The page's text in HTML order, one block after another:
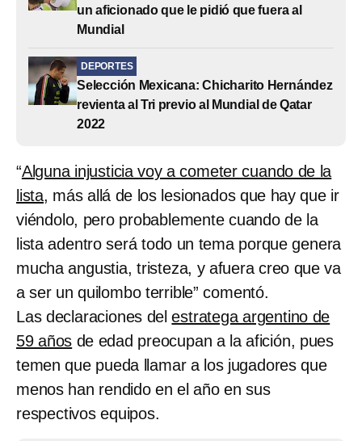
un aficionado que le pidió que fuera al
Mundial
DEPORTES
Selección Mexicana: Chicharito Hernández
revienta al Tri previo al Mundial de Qatar
2022
“Alguna injusticia voy a cometer cuando de la
lista, más allá de los lesionados que hay que ir
viéndolo, pero probablemente cuando de la
lista adentro será todo un tema porque genera
mucha angustia, tristeza, y afuera creo que va
a ser un quilombo terrible” comentó.
Las declaraciones delestratega argentino de
59 años de edad preocupan a la afición, pues
temen que pueda llamar a los jugadores que
menos han rendido en el año en sus
respectivos equipos.